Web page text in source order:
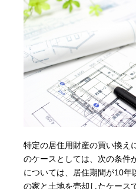
特定の居住用財産の買い換え
のケースとしては、次の条件
については、居住期間が10年
の家と土地を売却したケース